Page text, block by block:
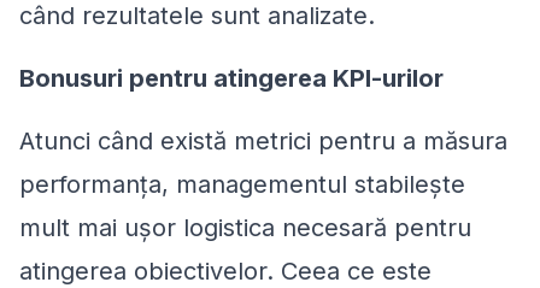
când rezultatele sunt analizate.
Bonusuri pentru atingerea KPI-urilor
Atunci când există metrici pentru a măsura
performanța, managementul stabilește
mult mai ușor logistica necesară pentru
atingerea obiectivelor. Ceea ce este